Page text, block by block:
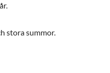
stora summor.